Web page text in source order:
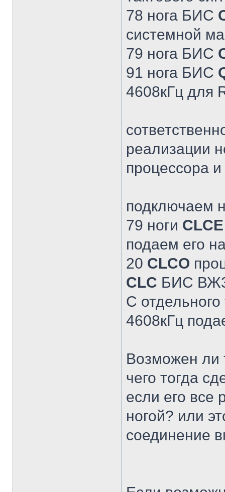
78 нога БИС
системной
79 нога БИС
91 нога БИС
4608кГц для
реализации
процессора
подключаем
79 ноги CLCE
подаем его
20 CLCO
CLC БИС
С отдельного
4608кГц
Возможен ли
чего тогда
если его все
ногой? или
соединение